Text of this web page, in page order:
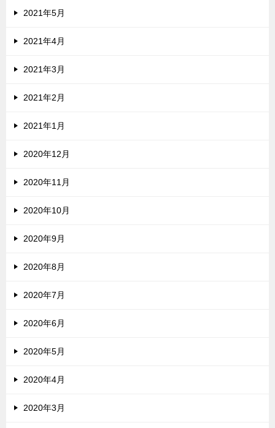
2021年5月
2021年4月
2021年3月
2021年2月
2021年1月
2020年12月
2020年11月
2020年10月
2020年9月
2020年8月
2020年7月
2020年6月
2020年5月
2020年4月
2020年3月